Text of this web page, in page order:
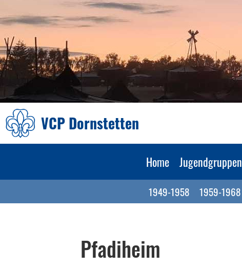
VCP Dornstetten
Home Jugendgruppen
1949-1958 1959-1968
Pfadiheim